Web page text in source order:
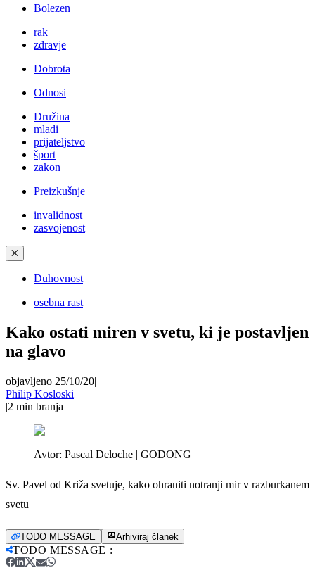
Bolezen
rak
zdravje
Dobrota
Odnosi
Družina
mladi
prijateljstvo
šport
zakon
Preizkušnje
invalidnost
zasvojenost
✕
Duhovnost
osebna rast
Kako ostati miren v svetu, ki je postavljen
na glavo
objavljeno 25/10/20|
Philip Kosloski
|2 min branja
Avtor: Pascal Deloche | GODONG
Sv. Pavel od Križa svetuje, kako ohraniti notranji mir v razburkanem
svetu
TODO MESSAGE Arhiviraj članek
TODO MESSAGE :